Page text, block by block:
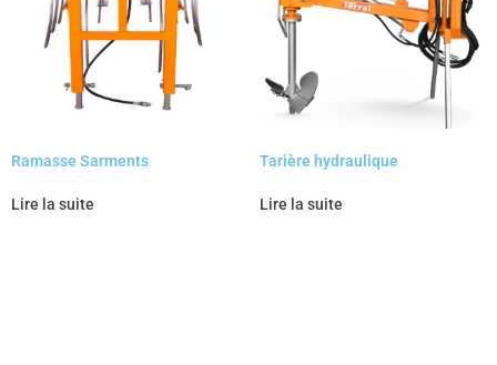
Ramasse Sarments
Lire la suite
Tarière hydraulique
Lire la suite